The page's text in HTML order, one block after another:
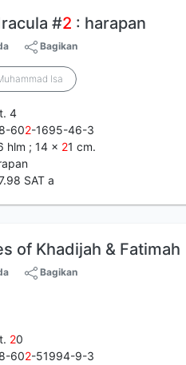
#2 : harapan
Bagikan
Isa
4
602-1695-46-3
hlm ; 14 x 21 cm.
SAT a
of Khadijah & Fatimah
Bagikan
20
602-51994-9-3